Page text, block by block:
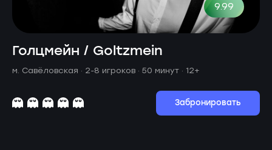
9.99
Голцмейн / Goltzmein
м. Савёловская · 2-8 игроков · 50 минут · 12+
Забронировать